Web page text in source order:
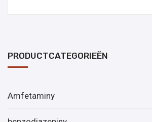
PRODUCTCATEGORIEËN
Amfetaminy